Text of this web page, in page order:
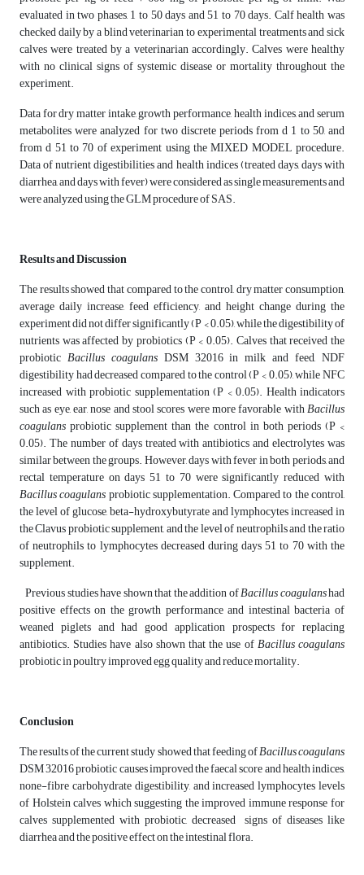
evaluated in two phases, 1 to 50 days and 51 to 70 days. Calf health was
checked daily by a blind veterinarian to experimental treatments and sick
calves were treated by a veterinarian accordingly. Calves were healthy
with no clinical signs of systemic disease or mortality throughout the
experiment.
Data for dry matter intake, growth performance, health indices, and serum
metabolites were analyzed for two discrete periods from d 1 to 50, and
from d 51 to 70 of experiment using the MIXED MODEL procedure.
Data of nutrient digestibilities and health indices (treated days, days with
diarrhea, and days with fever) were considered as single measurements and
were analyzed using the GLM procedure of SAS.
Results andDiscussion
The results showed that compared to the control, dry matter consumption,
average daily increase, feed efficiency, and height change during the
experiment did not differ significantly (P < 0.05), while the digestibility of
nutrients was affected by probiotics (P < 0.05). Calves that received the
probiotic Bacillus coagulansDSM 32016 in milk and feed, NDF
digestibility had decreased compared to the control (P < 0.05), while NFC
increased with probiotic supplementation (P < 0.05). Health indicators
such as eye, ear, nose and stool scores were more favorable withBacillus
coagulansprobiotic supplement than the control in both periods (P <
0.05). The number of days treated with antibiotics and electrolytes was
similar between the groups. However, days with fever in both periods, and
rectal temperature on days 51 to 70 were significantly reduced with
Bacillus coagulansprobiotic supplementation. Compared to the control,
the level of glucose, beta-hydroxybutyrate and lymphocytes increased in
the Clavus probiotic supplement, and the level of neutrophils and the ratio
of neutrophils to lymphocytes decreased during days 51 to 70 with the
supplement.
Previous studies have shown that the addition ofBacillus coagulanshad
positive effects on the growth performance and intestinal bacteria of
weaned piglets and had good application prospects for replacing
antibiotics. Studies have also shown that the use ofBacillus coagulans
probiotic in poultry improved egg quality and reduce mortality.
Conclusion
The results of the current study showed that feeding ofBacillus coagulans
DSM 32016 probiotic causes improved the faecal score and health indices,
none-fibre carbohydrate digestibility, and increased lymphocytes levels
of Holstein calves which suggesting the improved immune response for
calves supplemented with probiotic, decreased signs of diseases like
diarrhea and the positive effect on the intestinal flora.